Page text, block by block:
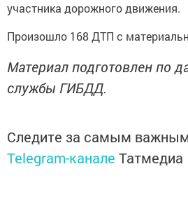
участника дорожного движения.
Произошло 168 ДТП с
Материал подготовлен по
службы ГИБДД.
Следите за самым
Telegram-канале Татмедиа